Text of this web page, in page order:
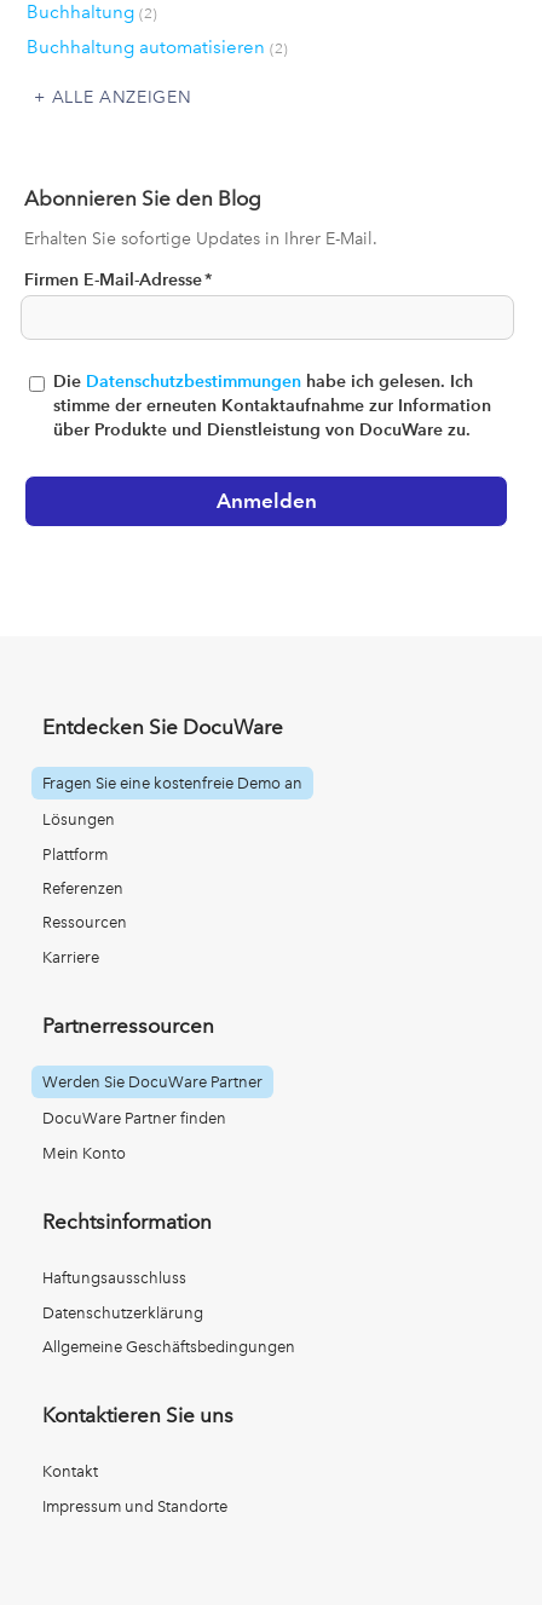
Buchhaltung (2)
Buchhaltung automatisieren (2)
ALLE ANZEIGEN
Abonnieren Sie den Blog
Erhalten Sie sofortige Updates in Ihrer E-Mail.
Firmen E-Mail-Adresse*
Die Datenschutzbestimmungen habe ich gelesen. Ich
stimme der erneuten Kontaktaufnahme zur Information
über Produkte und Dienstleistung von DocuWare zu.
Entdecken Sie DocuWare
Fragen Sie eine kostenfreie Demo an
Lösungen
Plattform
Referenzen
Ressourcen
Karriere
Partnerressourcen
Werden Sie DocuWare Partner
DocuWare Partner finden
Mein Konto
Rechtsinformation
Haftungsausschluss
Datenschutzerklärung
Allgemeine Geschäftsbedingungen
Kontaktieren Sie uns
Kontakt
Impressum und Standorte